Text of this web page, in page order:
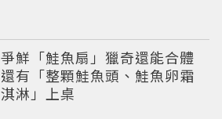
爭鮮「鮭魚扇」獵奇還能合體
還有「整顆鮭魚頭、鮭魚卵霜
淇淋」上桌